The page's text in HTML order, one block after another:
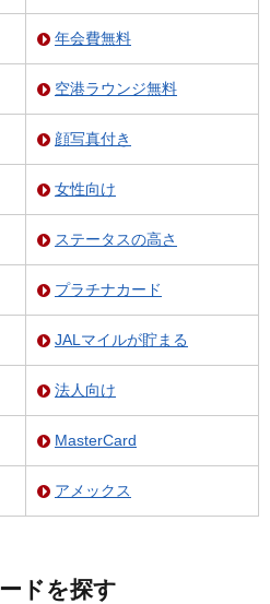
年会費無料
空港ラウンジ無料
顔写真付き
女性向け
ステータスの高さ
プラチナカード
JALマイルが貯まる
法人向け
MasterCard
アメックス
ドを探す